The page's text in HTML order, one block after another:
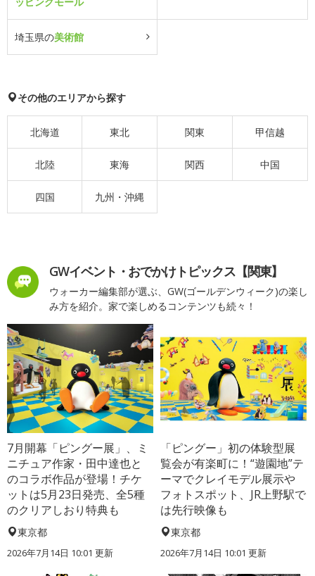
埼玉県の美術館
その他のエリアから探す
北海道 東北 関東 甲信越
北陸 東海 関西 中国
四国 九州・沖縄
GWイベント・おでかけトピックス【関東】
ウォーカー編集部が選ぶ、GW(ゴールデンウィーク)の楽し
み方を紹介。家で楽しめるコンテンツも続々！
7月開幕「ピングー展」、ミ
ニチュア作家・田中達也と
のコラボ作品が登場！チケ
ットは5月23日発売、全5種
のクリアしおり特典も
東京都
2026年7月14日 10:01 更新
「ピングー」初の体験型展
覧会が有楽町に！“遊園地”テ
ーマでクレイモデル展示や
フォトスポット、JR上野駅で
は先行映像も
東京都
2026年7月14日 10:01 更新